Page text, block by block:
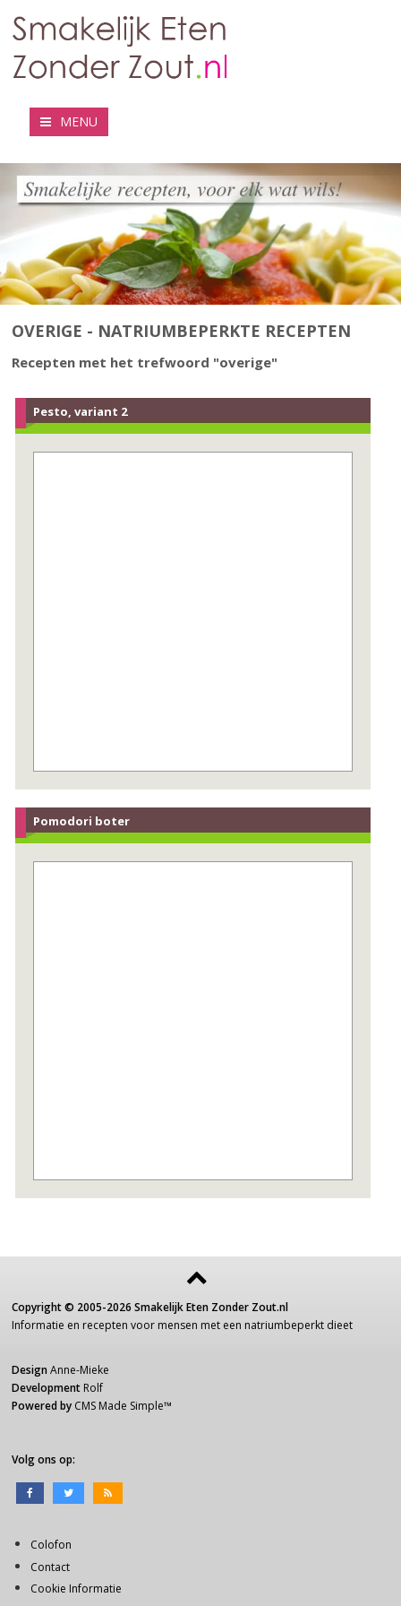
MENU
OVERIGE - NATRIUMBEPERKTE RECEPTEN
Recepten met het trefwoord "overige"
Pesto, variant 2
Pomodori boter
Copyright © 2005-2026 Smakelijk Eten Zonder Zout.nl
Informatie en recepten voor mensen met een natriumbeperkt dieet
Design Anne-Mieke
Development Rolf
Powered by CMS Made Simple™
Volg ons op:
Colofon
Contact
Cookie Informatie